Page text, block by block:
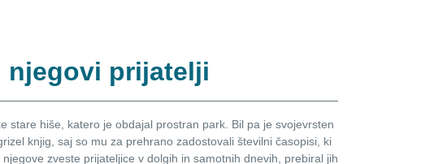
njegovi prijatelji
stare hiše, katero je obdajal prostran park. Bil pa je svojevrsten
knjig, saj so mu za prehrano zadostovali številni časopisi, ki
zveste prijateljice v dolgih in samotnih dnevih, prebiral jih